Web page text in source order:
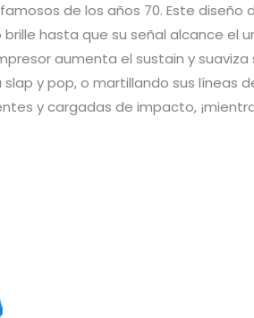
de los años 70. Este diseño
hasta que su señal alcance el
aumenta el sustain y
y pop, o martillando sus líneas
y cargadas de impacto,